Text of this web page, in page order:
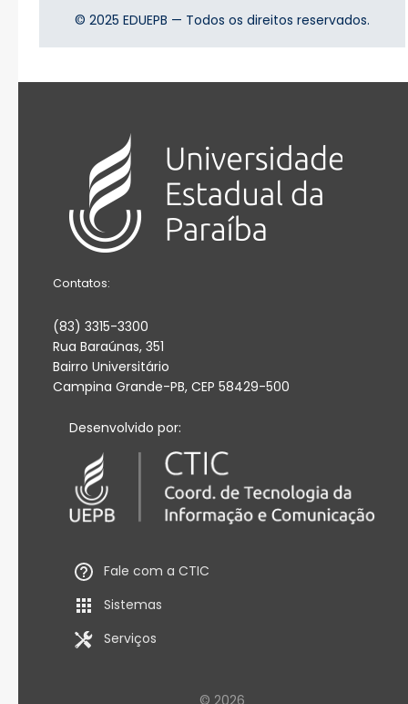
© 2025 EDUEPB — Todos os direitos reservados.
Contatos:
(83) 3315-3300
Rua Baraúnas, 351
Bairro Universitário
Campina Grande-PB, CEP 58429-500
Desenvolvido por:
Fale com a CTIC
Sistemas
Serviços